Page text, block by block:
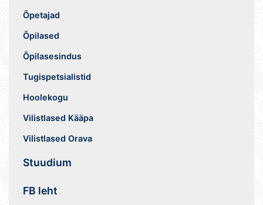
Õpetajad
Õpilased
Õpilasesindus
Tugispetsialistid
Hoolekogu
Vilistlased Kääpa
Vilistlased Orava
Stuudium
FB leht